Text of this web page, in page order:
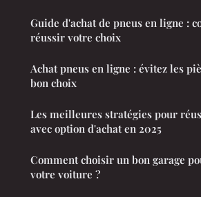
Guide d'achat de pneus en ligne :
réussir votre choix
Achat pneus en ligne : évitez les
bon choix
Les meilleures stratégies pour
avec option d'achat en 2025
Comment choisir un bon garage
votre voiture ?